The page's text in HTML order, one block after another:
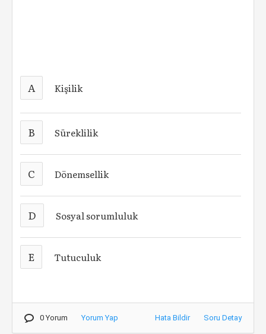
A Kişilik
B Süreklilik
C Dönemsellik
D Sosyal sorumluluk
E Tutuculuk
0 Yorum Yorum Yap Hata Bildir Soru Detay